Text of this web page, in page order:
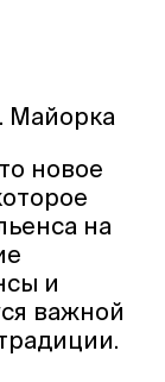
Майорка
новое
на
и
важной